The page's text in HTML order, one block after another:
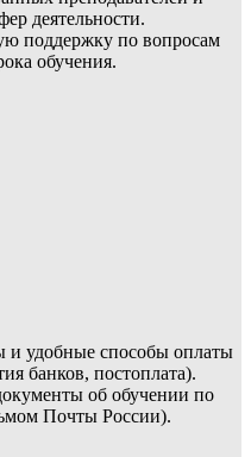
деятельности.
поддержку по вопросам
обучения.
и удобные способы оплаты
банков, постоплата).
об обучении по
Почты России).